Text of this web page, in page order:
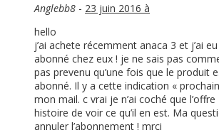
Anglebb8 - 23 juin 2016 à
hello
j’ai achete récemment anaca 3 et j’ai
abonné chez eux ! je ne sais pas
pas prevenu qu’une fois que le produit
abonné. Il y a cette indication «
mon mail. c vrai je n’ai coché que
histoire de voir ce qu’il en est. Ma
annuler l’abonnement ! mrci